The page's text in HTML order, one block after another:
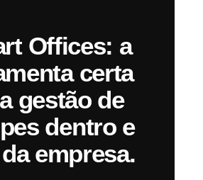
Offices: a
certa
gestão de
dentro e
empresa.